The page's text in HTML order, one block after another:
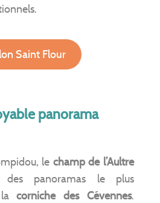
Saint Flour
panorama
le champ de l’Aultre
panoramas le plus
lacorniche des Cévennes.